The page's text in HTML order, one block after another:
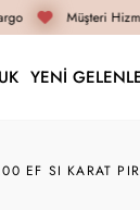
Müşteri
YENİ
EF SI KARAT